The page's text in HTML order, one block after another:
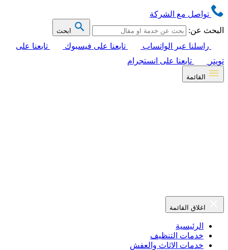
تواصل مع الشركة
البحث عن:
ابحث
راسلنا عبر الواتساب تابعنا على فيسبوك
تابعنا على
تويتر
تابعنا على انستجرام
القائمة
اغلاق القائمة
الرئيسية
خدمات التنظيف
خدمات الاثاث والعفش